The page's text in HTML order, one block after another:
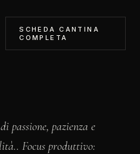
SCHEDA CANTINA
COMPLETA
passione, pazienza e
Focus produttivo: